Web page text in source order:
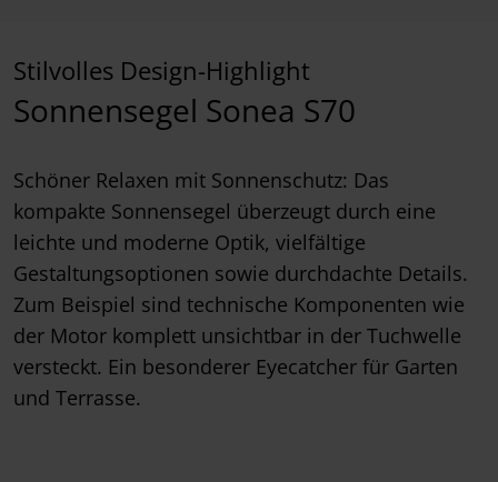
Stilvolles Design-Highlight
Sonnensegel Sonea S70
Schöner Relaxen mit Sonnenschutz: Das
kompakte Sonnensegel überzeugt durch eine
leichte und moderne Optik, vielfältige
Gestaltungsoptionen sowie durchdachte Details.
Zum Beispiel sind technische Komponenten wie
der Motor komplett unsichtbar in der Tuchwelle
versteckt. Ein besonderer Eyecatcher für Garten
und Terrasse.